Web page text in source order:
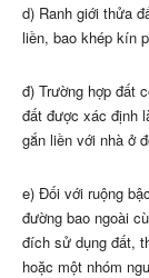
d) Ranh giới thửa
liền, bao khép kín
đ) Trường hợp đất
đất được xác định
gắn liền với nhà ở
e) Đối với ruộng
đường bao ngoài
đích sử dụng đất,
hoặc một nhóm